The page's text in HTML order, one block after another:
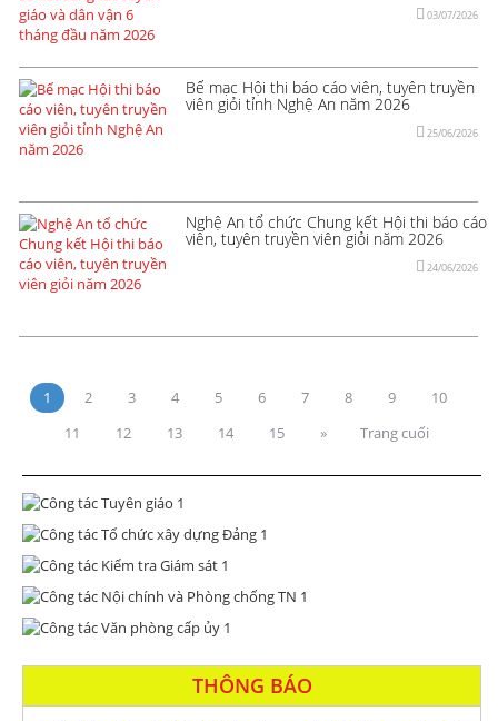
03/07/2026
Bế mạc Hội thi báo cáo viên, tuyên truyền
viên giỏi tỉnh Nghệ An năm 2026
25/06/2026
Nghệ An tổ chức Chung kết Hội thi báo cáo
viên, tuyên truyền viên giỏi năm 2026
24/06/2026
1 2 3 4 5 6 7 8 9
10
11
12 13 14 15 » Trang cuối
THÔNG BÁO